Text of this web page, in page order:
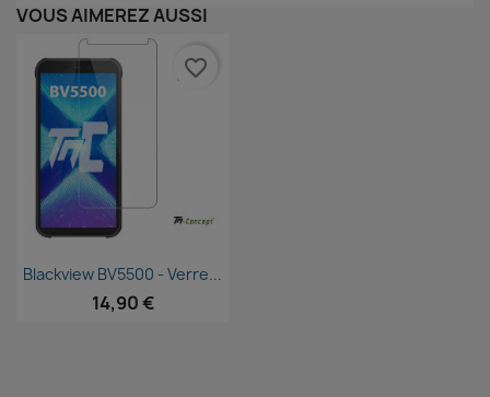
VOUS AIMEREZ AUSSI
Aperçu rapide
Blackview BV5500 - Verre...
14,90 €
favorite_border